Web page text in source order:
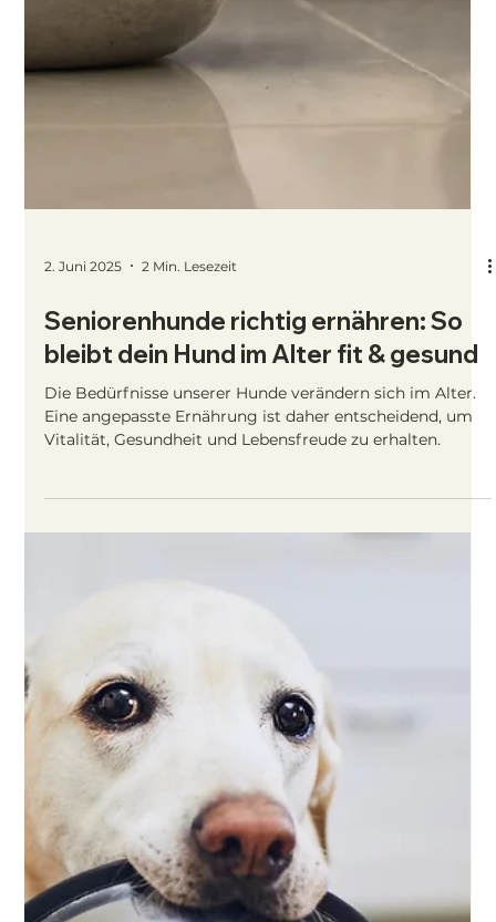
25. Juni 2025 3 Min. Lesezeit
Hundeernährung im Sommer: So
bleibt dein Hund fit, gesund und gut